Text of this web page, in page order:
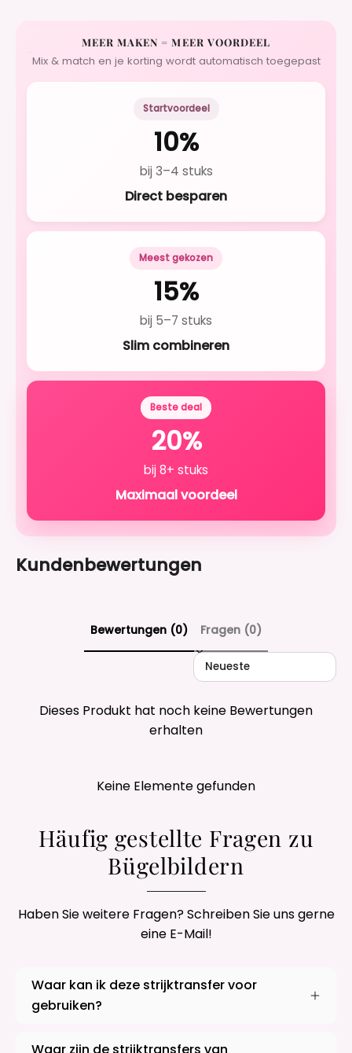
MEER MAKEN = MEER VOORDEEL
Mix & match en je korting wordt automatisch toegepast
Startvoordeel
10%
bij 3–4 stuks
Direct besparen
Meest gekozen
15%
bij 5–7 stuks
Slim combineren
Beste deal
20%
bij 8+ stuks
Maximaal voordeel
Kundenbewertungen
Bewertungen (0) Fragen (0)
Sort reviews by
Dieses Produkt hat noch keine Bewertungen
erhalten
Keine Elemente gefunden
Häufig gestellte Fragen zu
Bügelbildern
Haben Sie weitere Fragen? Schreiben Sie uns gerne
eine E-Mail!
Waar kan ik deze strijktransfer voor
gebruiken?